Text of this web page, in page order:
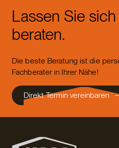
Lassen Sie
beraten.
Die beste Beratung ist die
Fachberater in Ihrer Nähe!
Direkt Termin vereinbaren